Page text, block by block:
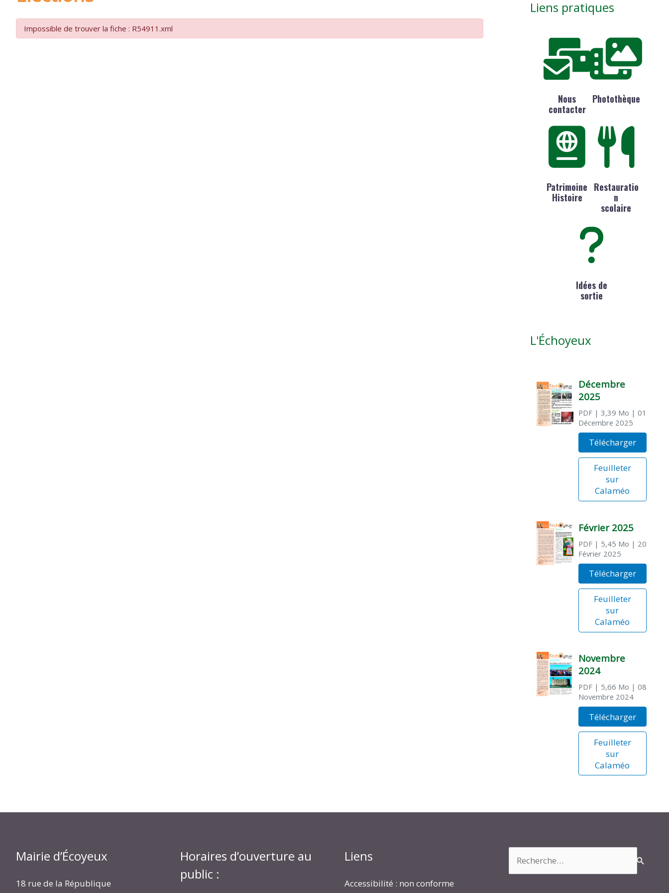
Impossible de trouver la fiche : R54911.xml
Liens pratiques
Nous
contacter
Photothèque
Patrimoine
Histoire
Restauratio
n
scolaire
Idées de
sortie
L'Échoyeux
Décembre
2025
PDF| 3,39 Mo | 01
Décembre 2025
Télécharger
Feuilleter
sur
Calaméo
Février 2025
PDF| 5,45 Mo | 20
Février 2025
Télécharger
Feuilleter
sur
Calaméo
Novembre
2024
PDF| 5,66 Mo | 08
Novembre 2024
Télécharger
Feuilleter
sur
Calaméo
Mairie d’Écoyeux
18 rue de la République
Horaires d’ouverture au
public :
Liens
Accessibilité : non conforme